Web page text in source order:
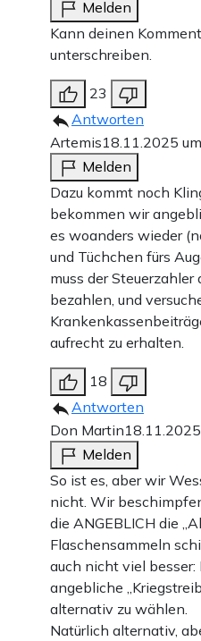
Melden
Kann deinen
unterschreiben.
23
Antworten
Artemis18.11.2025
Melden
Dazu kommt noch
bekommen wir
es woanders wieder
und Tüchchen fürs
muss der
bezahlen, und
aufrecht zu erhalten.
18
Antworten
Don Martin
Melden
So ist es, aber wir
nicht. Wir
die ANGEBLICH die
Flaschensammeln
auch nicht viel besser:
angebliche
alternativ zu wählen.
Natürlich alternativ,